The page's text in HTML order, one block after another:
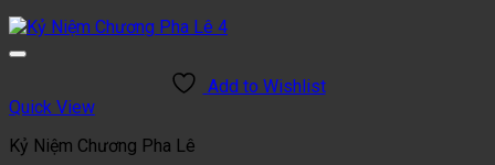
Add to Wishlist
Quick View
Kỷ Niệm Chương Pha Lê